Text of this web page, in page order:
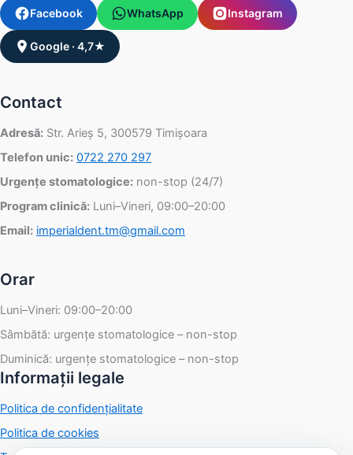
Facebook WhatsApp Instagram
Google · 4,7★
Contact
Adresă: Str. Arieș 5, 300579 Timișoara
Telefon unic: 0722 270 297
Urgențe stomatologice: non-stop (24/7)
Program clinică: Luni–Vineri, 09:00–20:00
Email: imperialdent.tm@gmail.com
Orar
Luni–Vineri: 09:00–20:00
Sâmbătă: urgențe stomatologice – non-stop
Duminică: urgențe stomatologice – non-stop
Informații legale
Politica de confidențialitate
Politica de cookies